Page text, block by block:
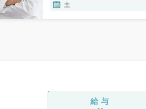
土
給与